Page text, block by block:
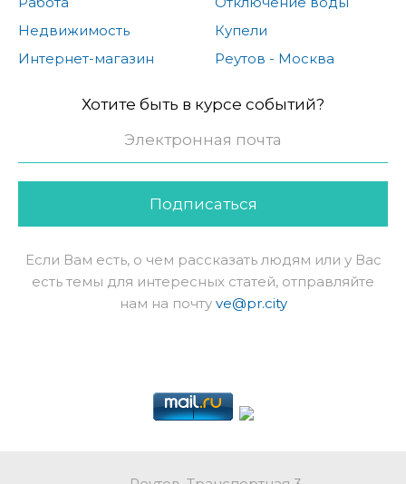
Недвижимость
Интернет-магазин
Купели
Реутов - Москва
Хотите быть в курсе событий?
Подписаться
Если Вам есть, о чем рассказать людям или у Вас
есть темы для интересных статей, отправляйте
нам на почту ve@pr.city